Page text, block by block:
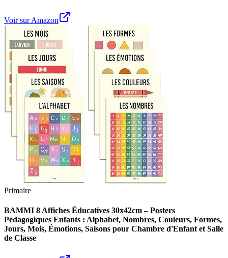
Voir sur Amazon
Primaire
BAMMI 8 Affiches Éducatives 30x42cm – Posters
Pédagogiques Enfants : Alphabet, Nombres, Couleurs, Formes,
Jours, Mois, Émotions, Saisons pour Chambre d'Enfant et Salle
de Classe